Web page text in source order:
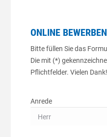
ONLINE BEWERBEN
Bitte füllen Sie das
Die mit (*)
Pflichtfelder. Vielen Dank!
Anrede